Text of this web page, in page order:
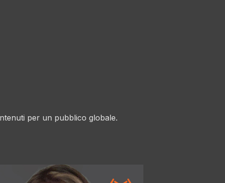
per un pubblico globale.